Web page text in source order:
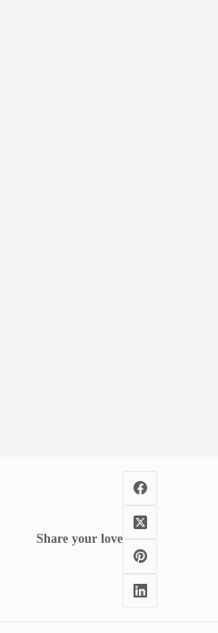
Share your love